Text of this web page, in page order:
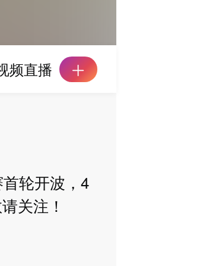
频直播
轮开波，4
关注！